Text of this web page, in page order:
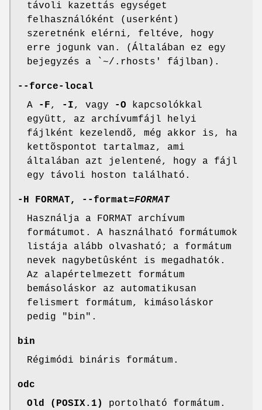
távoli kazettás egységet
felhasználóként (userként)
szeretnénk elérni, feltéve, hogy
erre jogunk van. (Általában ez egy
bejegyzés a `~/.rhosts' fájlban).
--force-local
A
-F, -I, vagy -O kapcsolókkal
együtt, az archívumfájl helyi
fájlként kezelendõ, még akkor is, ha
kettõspontot tartalmaz, ami
általában azt jelentené, hogy a fájl
egy távoli hoston található.
-H FORMAT, --format=FORMAT
Használja a FORMAT archívum
formátumot. A használható formátumok
listája alább olvasható; a formátum
nevek nagybetûsként is megadhatók.
Az alapértelmezett formátum
bemásoláskor az automatikusan
felismert formátum, kimásoláskor
pedig "bin".
bin
Régimódi bináris formátum.
odc
Old (POSIX.1)
portolható formátum.